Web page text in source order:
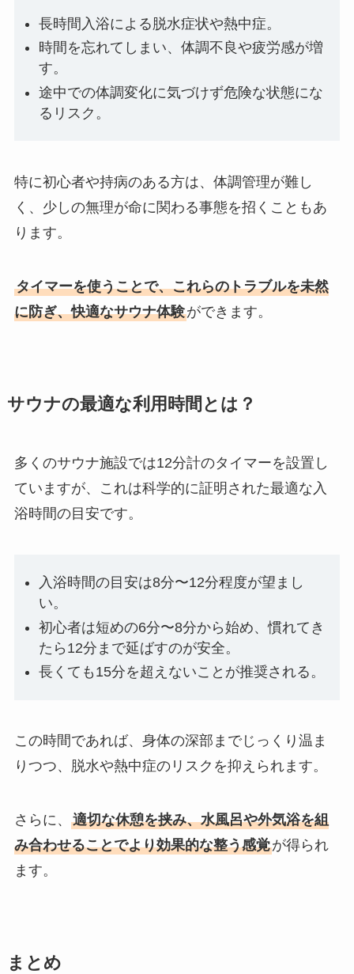
長時間入浴による脱水症状や熱中症。
時間を忘れてしまい、体調不良や疲労感が増
す。
途中での体調変化に気づけず危険な状態にな
るリスク。
特に初心者や持病のある方は、体調管理が難し
く、少しの無理が命に関わる事態を招くこともあ
ります。
タイマーを使うことで、これらのトラブルを未然
に防ぎ、快適なサウナ体験ができます。
サウナの最適な利用時間とは？
多くのサウナ施設では12分計のタイマーを設置し
ていますが、これは科学的に証明された最適な入
浴時間の目安です。
入浴時間の目安は8分〜12分程度が望まし
い。
初心者は短めの6分〜8分から始め、慣れてき
たら12分まで延ばすのが安全。
長くても15分を超えないことが推奨される。
この時間であれば、身体の深部までじっくり温ま
りつつ、脱水や熱中症のリスクを抑えられます。
さらに、 適切な休憩を挟み、水風呂や外気浴を組
み合わせることでより効果的な整う感覚が得られ
ます。
まとめ